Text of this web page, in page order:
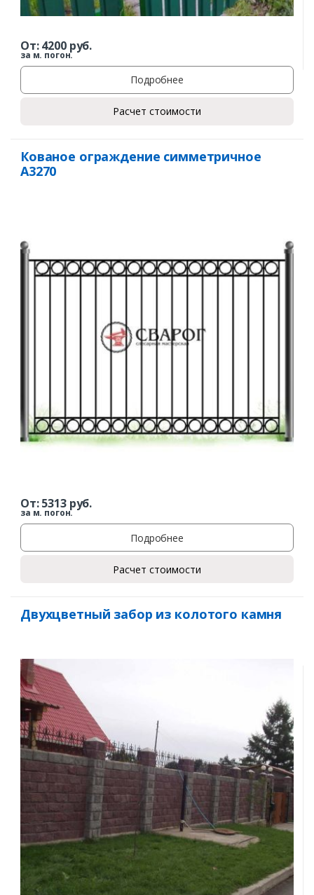
Ваш телефон*
От:4200руб.
за м. погон.
Подробнее
Расчет стоимости
Кованое ограждение симметричное
А3270
От:5313руб.
за м. погон.
Подробнее
Расчет стоимости
Двухцветный забор из колотого камня